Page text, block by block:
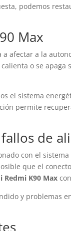
podemos
Max
afectar a la
o se
el sistema
permite
de
con el sistema
que el
Redmi K90 Max
y problemas